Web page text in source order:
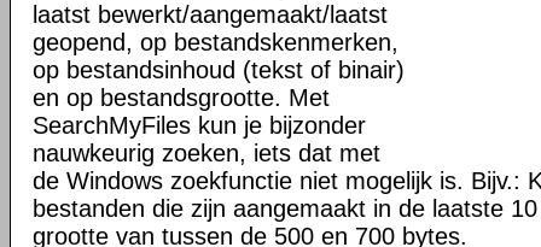
laatst bewerkt/aangemaakt/laatst
geopend, op bestandskenmerken,
op bestandsinhoud (tekst of binair)
en op bestandsgrootte. Met
SearchMyFiles kun je bijzonder
nauwkeurig zoeken, iets dat met
de Windows zoekfunctie niet mogelijk is. Bijv.:
bestanden die zijn aangemaakt in de laatste
grootte van tussen de 500 en 700 bytes.